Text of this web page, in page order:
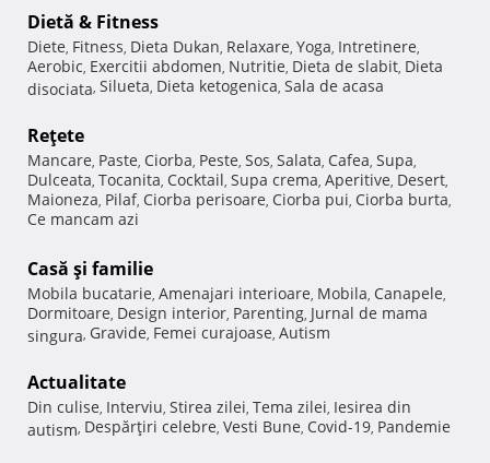
Dietă & Fitness
Diete, Fitness, Dieta Dukan, Relaxare, Yoga, Intretinere,
Aerobic, Exercitii abdomen, Nutritie, Dieta de slabit, Dieta
disociata, Silueta, Dieta ketogenica, Sala de acasa
Reţete
Mancare, Paste, Ciorba, Peste, Sos, Salata, Cafea, Supa,
Dulceata, Tocanita, Cocktail, Supa crema, Aperitive, Desert,
Maioneza, Pilaf, Ciorba perisoare, Ciorba pui, Ciorba burta,
Ce mancam azi
Casă şi familie
Mobila bucatarie, Amenajari interioare, Mobila, Canapele,
Dormitoare, Design interior, Parenting, Jurnal de mama
singura, Gravide, Femei curajoase, Autism
Actualitate
Din culise, Interviu, Stirea zilei, Tema zilei, Iesirea din
autism, Despărţiri celebre, Vesti Bune, Covid-19, Pandemie